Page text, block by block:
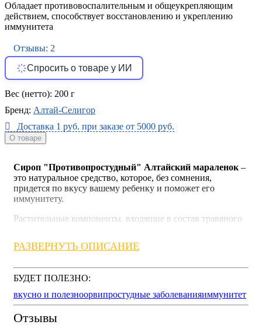
Обладает противовоспалительным и общеукрепляющим
действием, способствует восстановлению и укреплению
иммунитета
Отзывы: 2
Спросить о товаре у ИИ
Вес (нетто): 200 г
Бренд: Алтай-Селигор
Доставка 1 руб. при заказе от 5000 руб.
О товаре
Сироп "Противопростудный" Алтайский мараленок –
это натуральное средство, которое, без сомнения,
придется по вкусу вашему ребенку и поможет его
иммунитету.
Растительные компоненты, входящие в состав травяного
также быстрому выздоровлению и укреплению
Ягоды черноплодной рябины содержат богатый
природный комплекс витаминов (P, C, E, K, B1, B2, B6,
бета-каротин), макро- и микроэлементов (бор, железо,
марганец, медь, молибден, фтор), сахаров (глюкоза,
сахароза, фруктоза), пектиновых и дубильных веществ.
РАЗВЕРНУТЬ ОПИСАНИЕ
БУДЕТ ПОЛЕЗНО:
вкусно и полезноорвипростудные заболеванияиммунитет
Отзывы